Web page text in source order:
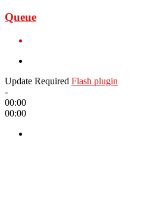
Queue
Update Required Flash plugin
-
00:00
00:00